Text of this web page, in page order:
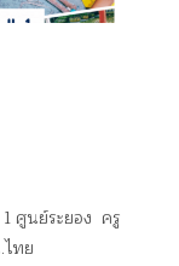
1 ศูนย์ระยอง ครู
ทย